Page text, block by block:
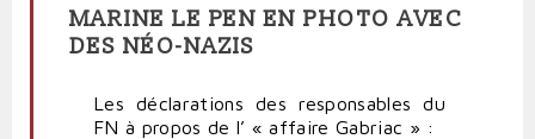
MARINE LE PEN EN PHOTO AVEC
DES NÉO-NAZIS
Les déclarations des responsables du
FN à propos de l’ « affaire Gabriac » :